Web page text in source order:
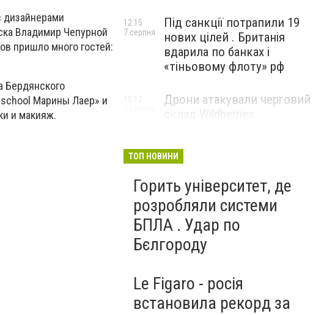
дизайнерами
Владимир Чепурной
пришло много гостей:
Бердянского
school Марины Лаер» и
и макияж.
Під санкції потрапили 19
нових цілей . Британія
вдарила по банках і
«тіньовому флоту» рф
12:15
7 серпня
Дрони атакували черговий
склад Wildberries .
ТОП НОВИНИ
Горить університет, де
розробляли системи
БПЛА . Удар по
Бєлгороду
Le Figaro - росія
встановила рекорд за